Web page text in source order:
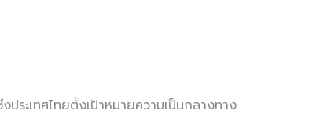
ระเทศไทยตั้งเป้าหมายความเป็นกลางทาง